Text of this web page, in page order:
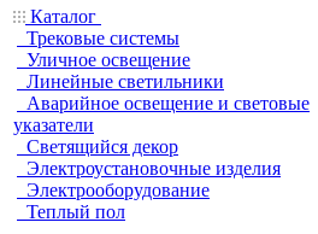
Каталог
Трековые системы
Уличное освещение
Линейные светильники
Аварийное освещение и световые
указатели
Светящийся декор
Электроустановочные изделия
Электрооборудование
Теплый пол